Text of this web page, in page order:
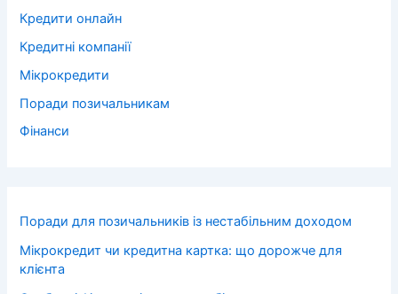
Кредити онлайн
Кредитні компанії
Мікрокредити
Поради позичальникам
Фінанси
Поради для позичальників із нестабільним доходом
Мікрокредит чи кредитна картка: що дорожче для
клієнта